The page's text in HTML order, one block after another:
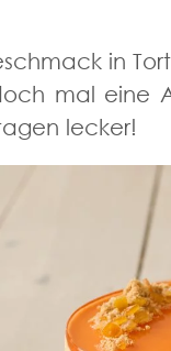
in
mal eine
lecker!